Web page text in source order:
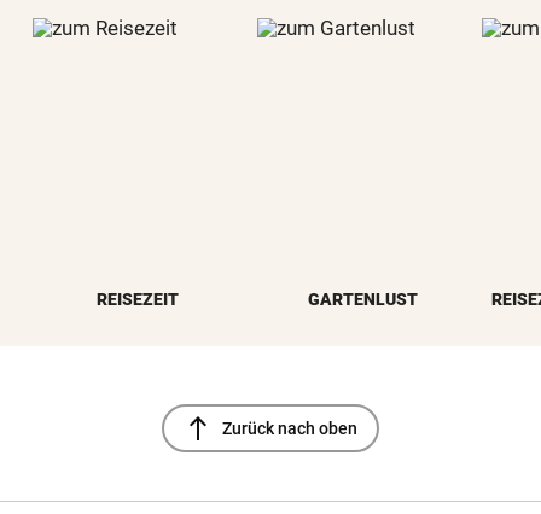
REISEZEIT GARTENLUST
north Zurück nach oben